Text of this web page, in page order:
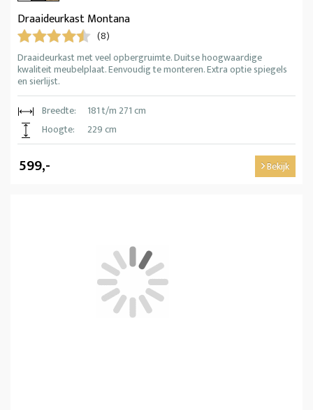
Draaideurkast Montana
(8)
Draaideurkast met veel opbergruimte. Duitse hoogwaardige
kwaliteit meubelplaat. Eenvoudig te monteren. Extra optie spiegels
en sierlijst.
Breedte:
181 t/m 271 cm
Hoogte:
229 cm
599,- Bekijk